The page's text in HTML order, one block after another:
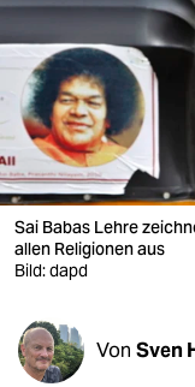
nord
wahrheit
verlag
verlag
veranstaltungen
shop
fragen & hilfe
unterstützen
Sai Babas Lehre
allen Religionen aus
Bild: dapd
Von Sven